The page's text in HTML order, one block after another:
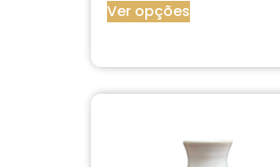
Ver opções